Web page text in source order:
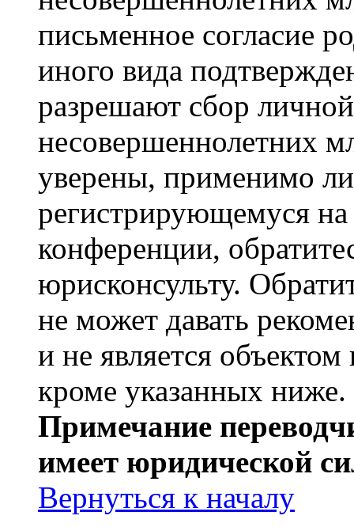
письменное согласие
иного вида
разрешают сбор
несовершеннолетних
уверены, применимо
регистрирующемуся
конференции,
юрисконсульту.
не может давать
и не является
кроме указанных ниже.
Примечание
имеет юридической
Вернуться к началу